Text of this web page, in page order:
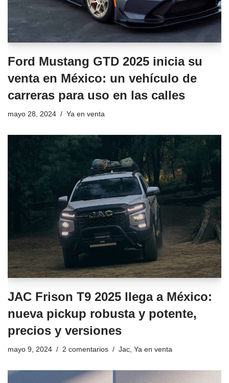
Ford Mustang GTD 2025 inicia su
venta en México: un vehículo de
carreras para uso en las calles
mayo 28, 2024 Ya en venta
JAC Frison T9 2025 llega a México:
nueva pickup robusta y potente,
precios y versiones
mayo 9, 2024 2 comentarios Jac Ya en venta